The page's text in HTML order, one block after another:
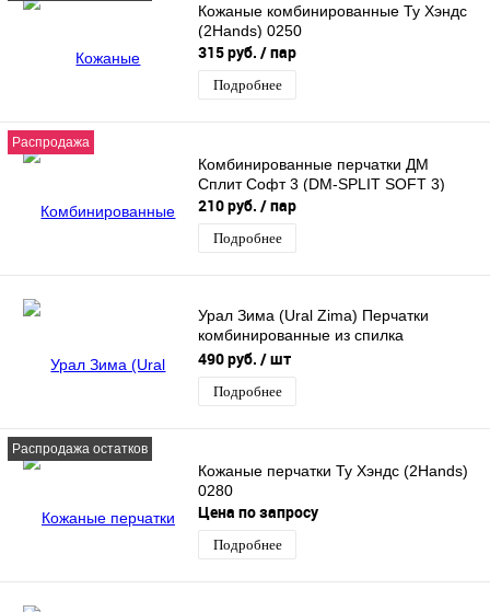
Кожаные комбинированные Ту Хэндс
(2Hands) 0250
315 руб. / пар
Подробнее
Распродажа
Комбинированные перчатки ДМ
Сплит Софт 3 (DM-SPLIT SOFT 3)
210 руб. / пар
Подробнее
Урал Зима (Ural Zima) Перчатки
комбинированные из спилка
оранжевого цвета, утеплитель мех-
мутон
490 руб. / шт
Подробнее
Распродажа остатков
Кожаные перчатки Ту Хэндс (2Hands)
0280
Цена по запросу
Подробнее